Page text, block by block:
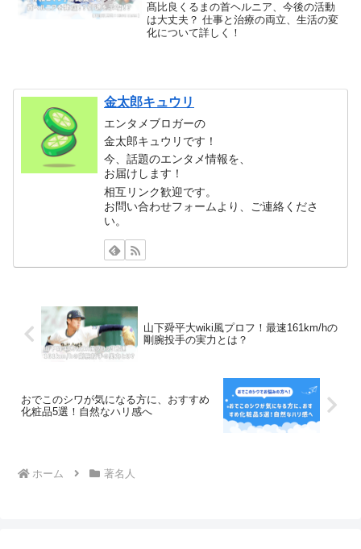
髙比良くるまの首ヘルニア、今後の活動
は大丈夫？ 仕事と治療の両立、生活の変
化について詳しく！
金太郎キュウリ
エンタメブロガーの
金太郎キュウリです！
今、話題のエンタメ情報を、
お届けします！
相互リンク歓迎です。
お問い合わせフォームより、ご連絡くださ
い。
山下舜平大wiki風プロフ！最速161km/hの
剛腕投手の実力とは？
おでこのシワが気になる方に、おすすめ
化粧品5選！自然なハリ感へ
ホーム 著名人